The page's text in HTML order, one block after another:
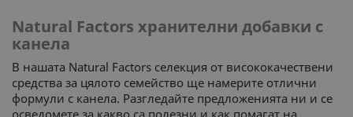
Natural Factors хранителни добавки с
канела
В нашата Natural Factors селекция от висококачествени
средства за цялото семейство ще намерите отлични
формули с канела. Разгледайте предложенията ни и се